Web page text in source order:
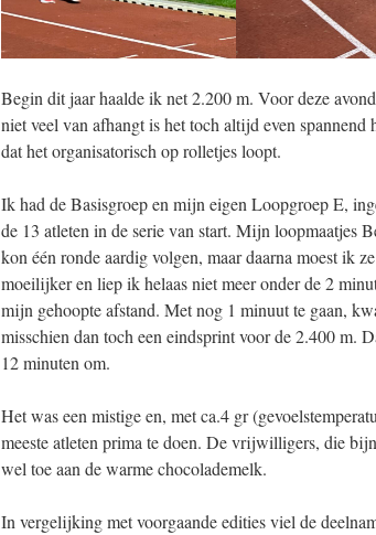
Begin dit jaar haalde ik net 2.200 m. Voor deze
niet veel van afhangt is het toch altijd even
dat het organisatorisch op rolletjes loopt.
Ik had de Basisgroep en mijn eigen Loopgroep E,
de 13 atleten in de serie van start. Mijn loopmaatjes
kon één ronde aardig volgen, maar daarna moest ik
moeilijker en liep ik helaas niet meer onder de 2
mijn gehoopte afstand. Met nog 1 minuut te gaan,
misschien dan toch een eindsprint voor de 2.400 m.
12 minuten om.
Het was een mistige en, met ca.4 gr
meeste atleten prima te doen. De vrijwilligers, die
wel toe aan de warme chocolademelk.
In vergelijking met voorgaande edities viel de